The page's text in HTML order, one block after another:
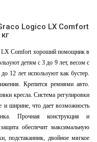
Logico LX Comfort
LX Comfort хороший помощник в
детям с 3 до 9 лет, весом с
12 лет используют как бустер.
Крепится ремнями авто.
кресла. Система регулировки
и ширине, что дает возможность
Прочная конструкция и
обеспечит максимальную
подстаканник, двойное мягкое